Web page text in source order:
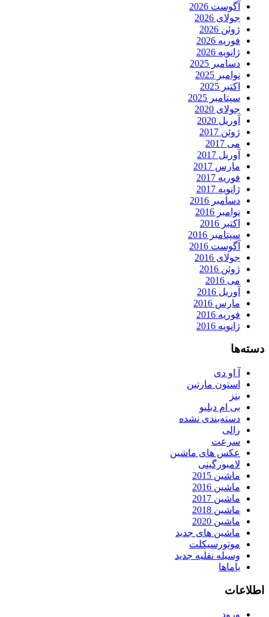
آگوست 2026
جولای 2026
ژوئن 2026
فوریه 2026
ژانویه 2026
دسامبر 2025
نوامبر 2025
اکتبر 2025
سپتامبر 2025
جولای 2020
آوریل 2020
ژوئن 2017
می 2017
آوریل 2017
مارس 2017
فوریه 2017
ژانویه 2017
دسامبر 2016
نوامبر 2016
اکتبر 2016
سپتامبر 2016
آگوست 2016
جولای 2016
ژوئن 2016
می 2016
آوریل 2016
مارس 2016
فوریه 2016
ژانویه 2016
دسته‌ها
آ او دی
استون مارتین
بنز
بی ام دبلیو
دسته‌بندی نشده
رالی
سرعت
عکس های ماشین
لامبورگینی
ماشین 2015
ماشین 2016
ماشین 2017
ماشین 2018
ماشین 2020
ماشین های جدید
موتورسیکلت
وسیله نقلیه جدید
یاماها
اطلاعات
ورود